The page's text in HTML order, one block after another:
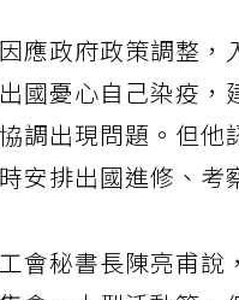
應政府政策調整，
國憂心自己染疫
調出現問題。但
安排出國進修、考
會秘書長陳亮甫